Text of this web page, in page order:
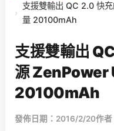
›
支援雙輸出 QC 2.0 快
量 20100mAh
支援雙輸出
源 ZenPower
20100mAh
發佈日期：2016/2/20作者